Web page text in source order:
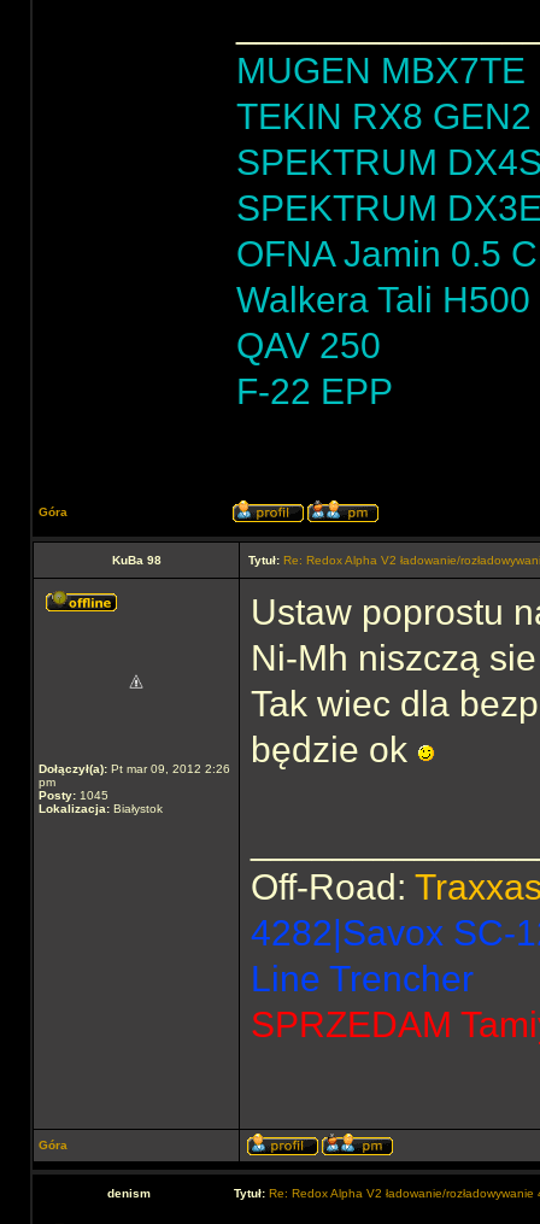
MUGEN MBX7TE
TEKIN RX8
SPEKTRUM
SPEKTRUM
OFNA Jamin 0.5
Walkera Tali H500
QAV 250
F-22 EPP
Góra
KuBa 98 Tytuł: Re: Redox Alpha V2 ładowanie/
Dołączył(a): Pt mar 09, 2012 2:26
pm
Posty: 1045
Lokalizacja: Białystok
Ustaw poprostu
Ni-Mh niszczą
Tak wiec dla
będzie ok
Off-Road:
4282|Savox SC-
Line Trencher
SPRZEDAM
Góra
denism Tytuł: Re: Redox Alpha V2 ładowanie/rozładowywanie